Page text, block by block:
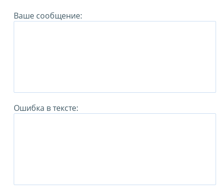
Ваше сообщение:
Ошибка в тексте: